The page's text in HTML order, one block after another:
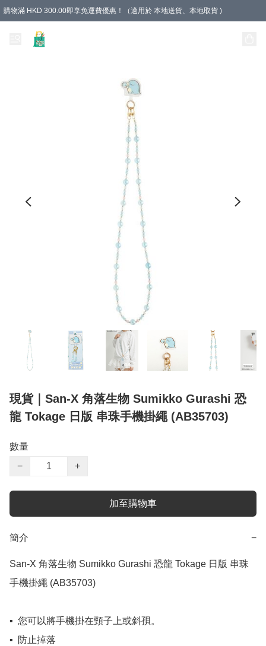
購物滿 HKD 300.00即享免運費優惠！（適用於 本地送貨、本地取貨 )
現貨｜San-X 角落生物 Sumikko Gurashi 恐
龍 Tokage 日版 串珠手機掛繩 (AB35703)
數量
−
+
加至購物車
簡介 −
San-X 角落生物 Sumikko Gurashi 恐龍 Tokage 日版 串珠
手機掛繩 (AB35703)
▪️  您可以將手機掛在頸子上或斜孭。
▪️  防止掉落